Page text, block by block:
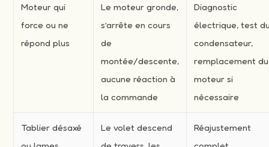
Moteur qui
force ou ne
répond plus
Le moteur gronde,
s’arrête en cours
de
montée/descente,
aucune réaction à
la commande
Diagnostic
électrique, test
condensateur,
remplacement du
moteur si
nécessaire
Tablier désaxé
Le volet descend
Réajustement